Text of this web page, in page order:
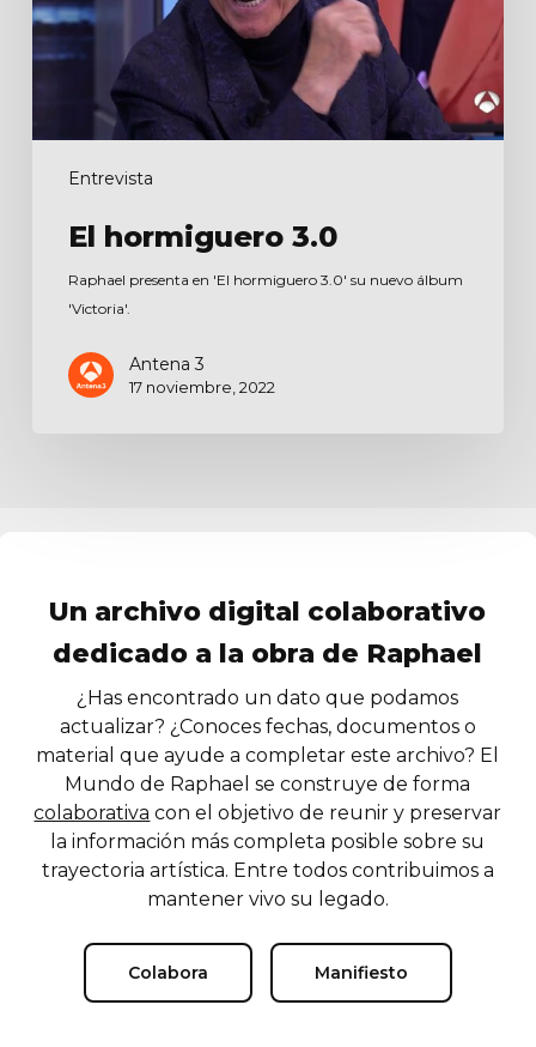
Entrevista
El hormiguero 3.0
Raphael presenta en 'El hormiguero 3.0' su nuevo álbum
'Victoria'.
Antena 3
17 noviembre, 2022
Un archivo digital colaborativo
dedicado a la obra de Raphael
¿Has encontrado un dato que podamos
actualizar? ¿Conoces fechas, documentos o
material que ayude a completar este archivo? El
Mundo de Raphael se construye de forma
colaborativa con el objetivo de reunir y preservar
la información más completa posible sobre su
trayectoria artística. Entre todos contribuimos a
mantener vivo su legado.
Colabora Manifiesto